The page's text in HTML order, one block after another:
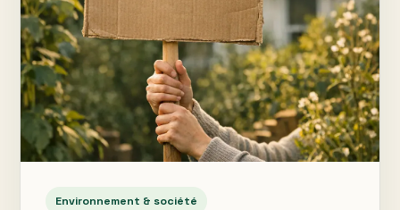
Environnement & société